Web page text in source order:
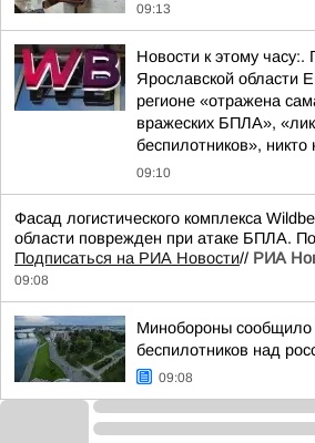
09:13
Новости к этому часу:.
Ярославской области
регионе «отражена
вражеских БПЛА»,
беспилотников», никто
09:10
Фасад логистического комплекса
области поврежден при атаке БПЛА.
Подписаться на РИА Новости// РИА
09:08
Минобороны сообщило
беспилотников над
09:08